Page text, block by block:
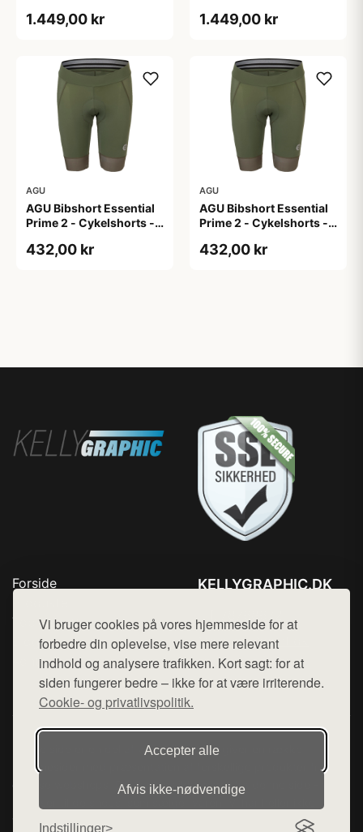
Vi bruger cookies på vores hjemmeside for at
forbedre din oplevelse, vise mere relevant
indhold og analysere trafikken. Kort sagt: for at
siden fungerer bedre – ikke for at være irriterende.
Cookie- og privatlivspolitik.
Accepter alle
Afvis ikke‑nødvendige
Indstillinger
1.449,00 kr 1.449,00 kr
AGU
AGU Bibshort Essential
Prime 2 - Cykelshorts -
2XL
432,00 kr
AGU
AGU Bibshort Essential
Prime 2 - Cykelshorts -
L
432,00 kr
Forside
Top Rabatter
Blog
Kontakt
KELLYGRAPHIC.DK
Mail: hej@want.dk
Cookie- og privatlivspolitik
Denne side er en del af want.dk, der udgiver en række
hjemmesider med præsentation af forskellige produkter fra
diverse webshops. Der sælges ikke varer fra denne side - vi
varerne på lager.